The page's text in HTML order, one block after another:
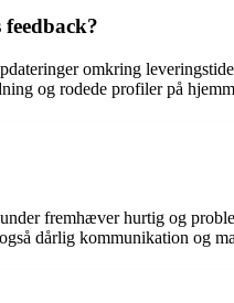
omkring
og rodede profiler på
fremhæver hurtig og
dårlig kommunikation og